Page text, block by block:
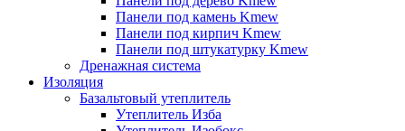
Панели под камень Kmew
Панели под кирпич Kmew
Панели под штукатурку Kmew
Дренажная система
Изоляция
Базальтовый утеплитель
Утеплитель Изба